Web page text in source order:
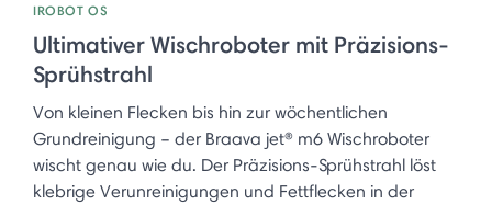
IROBOT OS
Ultimativer Wischroboter mit Präzisions-
Sprühstrahl
Von kleinen Flecken bis hin zur wöchentlichen
Grundreinigung – der Braava jet® m6 Wischroboter
wischt genau wie du. Der Präzisions-Sprühstrahl löst
klebrige Verunreinigungen und Fettflecken in der